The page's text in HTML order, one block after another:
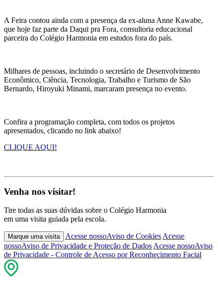
A Feira contou ainda com a presença da ex-aluna Anne Kawabe,
que hoje faz parte da Daqui pra Fora, consultoria educacional
parceira do Colégio Harmonia em estudos fora do país.
Milhares de pessoas, incluindo o secretário de Desenvolvimento
Econômico, Ciência, Tecnologia, Trabalho e Turismo de São
Bernardo, Hiroyuki Minami, marcaram presença no evento.
Confira a programação completa, com todos os projetos
apresentados, clicando no link abaixo!
CLIQUE AQUI!
Venha nos visitar!
Tire todas as suas dúvidas sobre o Colégio Harmonia
em uma visita guiada pela escola.
Marque uma visita Acesse nossoAviso de Cookies Acesse
nossoAviso de Privacidade e Proteção de Dados Acesse nossoAviso
de Privacidade - Controle de Acesso por Reconhecimento Facial